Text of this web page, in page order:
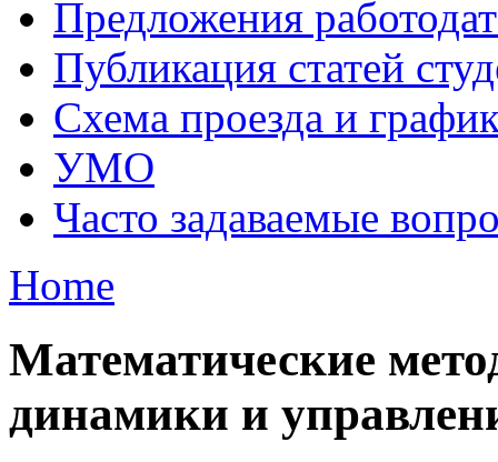
Предложения
Публикация статей
Схема проезда и
УМО
Часто задаваемые
Home
Математические
динамики и